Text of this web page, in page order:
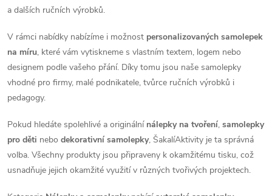
p
r
v
k
y
v
ý
a dalších ručních výrobků.
V rámci nabídky nabízíme i možnost personalizovaných samolepek
na míru, které vám vytiskneme s vlastním textem, logem nebo
designem podle vašeho přání. Díky tomu jsou naše samolepky
vhodné pro firmy, malé podnikatele, tvůrce ručních výrobků i
pedagogy.
Pokud hledáte spolehlivé a originální nálepky na tvoření, samolepky
pro děti nebo dekorativní samolepky, ŠakalíAktivity je ta správná
volba. Všechny produkty jsou připraveny k okamžitému tisku, což
usnadňuje jejich okamžité využití v různých tvořivých projektech.